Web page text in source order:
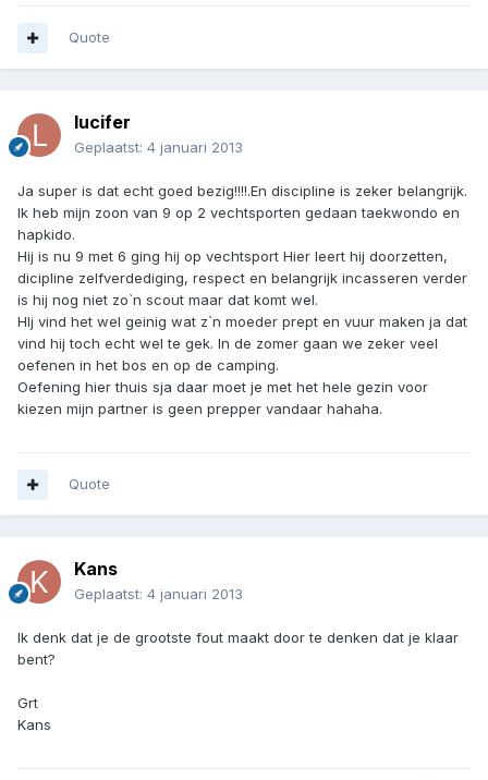
Quote
lucifer
Geplaatst: 4 januari 2013
Ja super is dat echt goed bezig!!!!.En discipline is zeker belangrijk.
Ik heb mijn zoon van 9 op 2 vechtsporten gedaan taekwondo en
hapkido.
Hij is nu 9 met 6 ging hij op vechtsport Hier leert hij doorzetten,
dicipline zelfverdediging, respect en belangrijk incasseren verder
is hij nog niet zo`n scout maar dat komt wel.
HIj vind het wel geinig wat z`n moeder prept en vuur maken ja dat
vind hij toch echt wel te gek. In de zomer gaan we zeker veel
oefenen in het bos en op de camping.
Oefening hier thuis sja daar moet je met het hele gezin voor
kiezen mijn partner is geen prepper vandaar hahaha.
Quote
Kans
Geplaatst: 4 januari 2013
Ik denk dat je de grootste fout maakt door te denken dat je klaar
bent?
Grt
Kans